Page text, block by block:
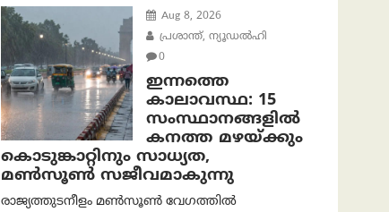
Aug 8, 2026
പ്രശാന്ത്, ന്യൂഡല്‍ഹി
0
ഇന്നത്തെ
കാലാവസ്ഥ: 15
സംസ്ഥാനങ്ങളിൽ
കനത്ത മഴയ്ക്കും
കൊടുങ്കാറ്റിനും സാധ്യത,
മൺസൂൺ സജീവമാകുന്നു
രാജ്യത്തുടനീളം മൺസൂൺ വേഗത്തിൽ